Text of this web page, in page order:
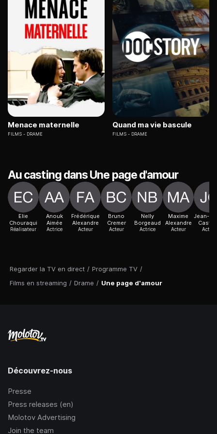
Regarder la TV en direct / Programme TV /
Films en streaming / Drame / Une page d'amour
Menace maternelle
FILMS DRAME
Quand ma vie bascule
FILMS DRAME
Au casting dans Une page d'amour
Elie
Chouraqui
Réalisateur
Anouk
Aimée
Actrice
Frédérique
Alexandre
Acteur
Bruno
Cremer
Acteur
Nelly
Borgeaud
Actrice
Maxime
Alexandre
Acteur
Jean-
Acteur
Découvrez-nous
Presse
Press releases (en)
Molotov Advertising
Join the team